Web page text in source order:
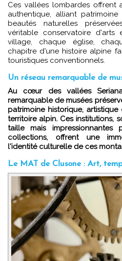
Ces vallées lombardes offrent
authentique, alliant
beautés naturelles
véritable conservatoire d'arts
village, chaque église,
chapitre d'une histoire alpine
touristiques conventionnels.
Un réseau remarquable de
Au cœur des vallées Seriana et Scalve, un réseau
remarquable de musées
patrimoine historique,
territoire alpin. Ces institutions,
taille mais
collections, offrent une
l'identité culturelle de ces
Le MAT de Clusone : Art,